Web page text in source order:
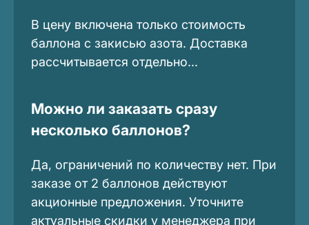
В цену включена только стоимость
баллона с закисью азота. Доставка
рассчитывается отдельно...
Можно ли заказать сразу
несколько баллонов?
Да, ограничений по количеству нет. При
заказе от 2 баллонов действуют
акционные предложения. Уточните
актуальные скидки у менеджера при